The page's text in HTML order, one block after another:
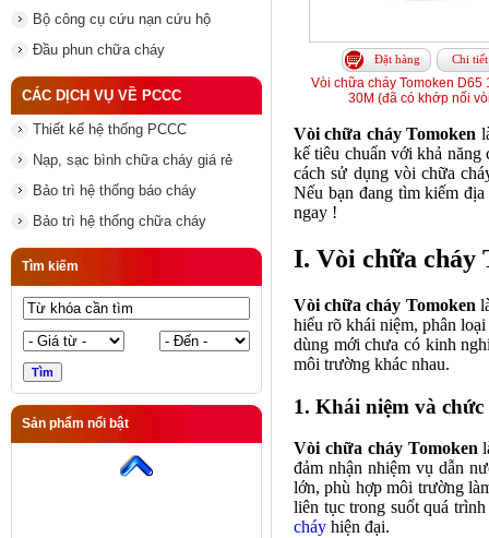
Bộ công cụ cứu nạn cứu hộ
Đầu phun chữa cháy
CÁC DỊCH VỤ VỀ PCCC
Thiết kế hệ thống PCCC
Nạp, sạc bình chữa cháy giá rẻ
Bảo trì hệ thống báo cháy
Bảo trì hệ thống chữa cháy
Tìm kiếm
Sản phẩm nổi bật
Trung tâm báo cháy 10 kênh
Yunyang (mã hàng YF-1G-
10L) ABS
Đặt hàng Chi tiết
Vòi chữa cháy Tomoken D65
30M (đã có khớp nối
Vòi chữa cháy Tomoken
kế tiêu chuẩn với khả
cách sử dụng vòi chữa
Nếu bạn đang tìm kiếm
ngay !
I. Vòi chữa cháy
Vòi chữa cháy Tomoken
hiểu rõ khái niệm, phân
dùng mới chưa có kinh
môi trường khác nhau.
1. Khái niệm và chức
Vòi chữa cháy Tomoken
đảm nhận nhiệm vụ dẫn
lớn, phù hợp môi trường
liên tục trong suốt quá
cháy hiện đại.